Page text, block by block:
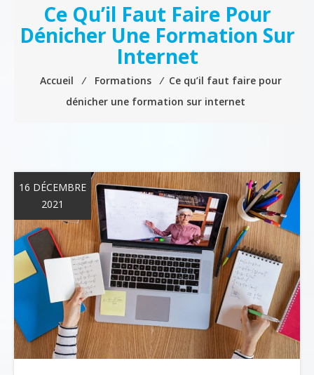
Ce Qu’il Faut Faire Pour
Dénicher Une Formation Sur
Internet
Accueil ⁄ Formations ⁄ Ce qu’il faut faire pour
dénicher une formation sur internet
16 DÉCEMBRE
2021